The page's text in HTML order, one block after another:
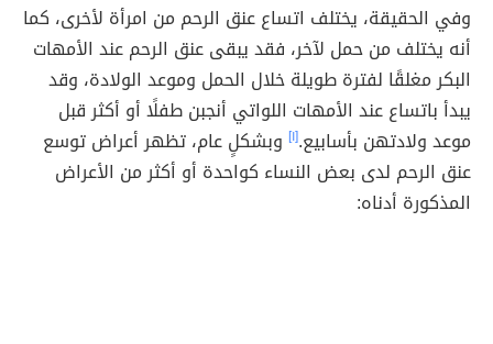
وفي الحقيقة، يختلف اتساع عنق الرحم من امرأة لأخرى، كما
أنه يختلف من حمل لآخر، فقد يبقى عنق الرحم عند الأمهات
البكر مغلقًا لفترة طويلة خلال الحمل وموعد الولادة، وقد
يبدأ باتساع عند الأمهات اللواتي أنجبن طفلًا أو أكثر قبل
موعد ولادتهن بأسابيع.[١] وبشكلٍ عام، تظهر أعراض توسع
عنق الرحم لدى بعض النساء كواحدة أو أكثر من الأعراض
المذكورة أدناه: